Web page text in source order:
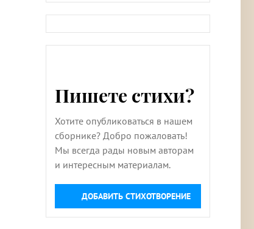
Пишете стихи?
Хотите опубликоваться в нашем
сборнике? Добро пожаловать!
Мы всегда рады новым авторам
и интересным материалам.
ДОБАВИТЬ СТИХОТВОРЕНИЕ